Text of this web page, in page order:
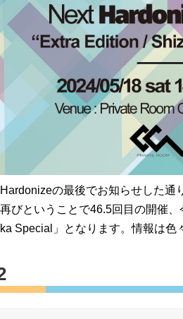
の最後でお知らせした
びということで46.5回目の開催
Special」となります。情報は色